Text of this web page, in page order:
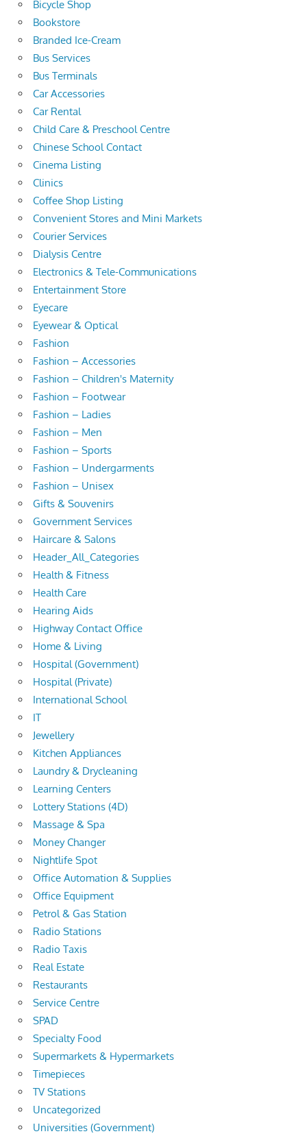
Bicycle Shop
Bookstore
Branded Ice-Cream
Bus Services
Bus Terminals
Car Accessories
Car Rental
Child Care & Preschool Centre
Chinese School Contact
Cinema Listing
Clinics
Coffee Shop Listing
Convenient Stores and Mini Markets
Courier Services
Dialysis Centre
Electronics & Tele-Communications
Entertainment Store
Eyecare
Eyewear & Optical
Fashion
Fashion – Accessories
Fashion – Children's Maternity
Fashion – Footwear
Fashion – Ladies
Fashion – Men
Fashion – Sports
Fashion – Undergarments
Fashion – Unisex
Gifts & Souvenirs
Government Services
Haircare & Salons
Header_All_Categories
Health & Fitness
Health Care
Hearing Aids
Highway Contact Office
Home & Living
Hospital (Government)
Hospital (Private)
International School
IT
Jewellery
Kitchen Appliances
Laundry & Drycleaning
Learning Centers
Lottery Stations (4D)
Massage & Spa
Money Changer
Nightlife Spot
Office Automation & Supplies
Office Equipment
Petrol & Gas Station
Radio Stations
Radio Taxis
Real Estate
Restaurants
Service Centre
SPAD
Specialty Food
Supermarkets & Hypermarkets
Timepieces
TV Stations
Uncategorized
Universities (Government)